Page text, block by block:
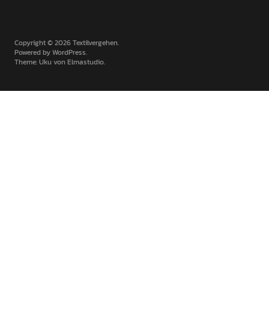
Copyright © 2026 Textilvergehen
Powered byWordPress
Theme: Uku vonElmastudio